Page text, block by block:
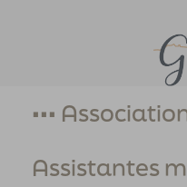
Grandir Et Etudier>
•••
Assistantes